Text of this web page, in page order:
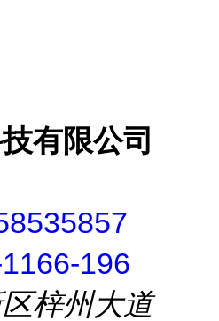
有限公司
196
梓州大道